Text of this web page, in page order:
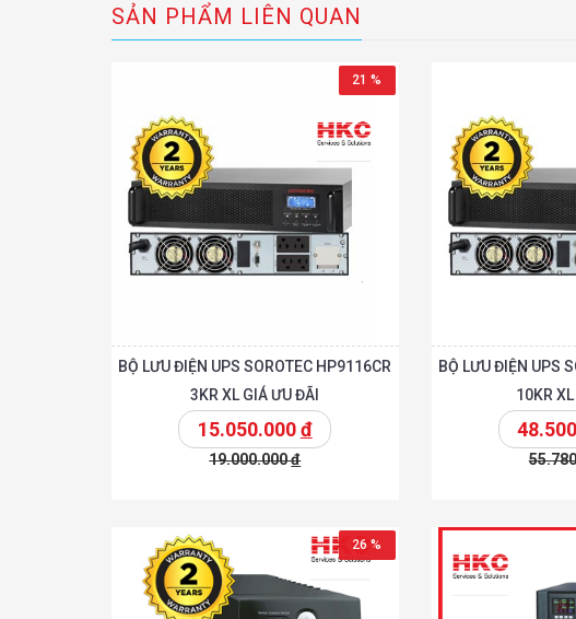
SẢN PHẨM LIÊN QUAN
21 %
BỘ LƯU ĐIỆN UPS SOROTEC HP9116CR
3KR XL GIÁ ƯU ĐÃI
15.050.000đ
19.000.000đ
BỘ LƯU ĐIỆN UPS
10KR
26 %